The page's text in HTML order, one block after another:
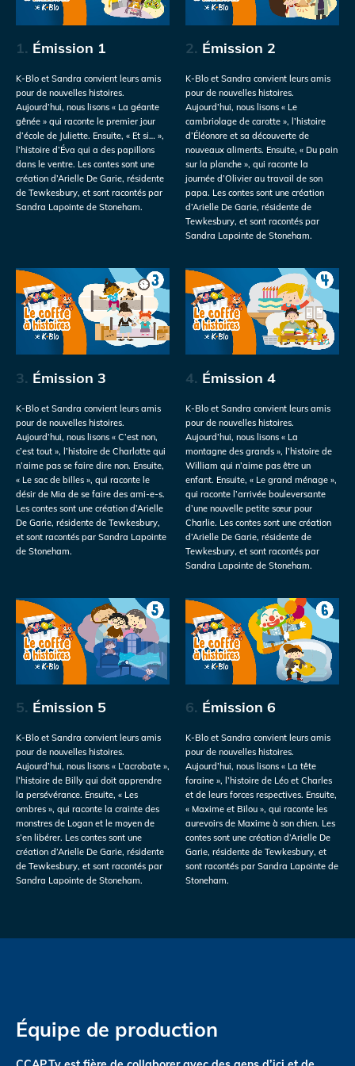
1. Émission 1
K-Blo et Sandra convient leurs amis
pour de nouvelles histoires.
Aujourd’hui, nous lisons « La géante
gênée » qui raconte le premier jour
d’école de Juliette. Ensuite, « Et si… »,
l’histoire d’Éva qui a des papillons
dans le ventre. Les contes sont une
création d’Arielle De Garie, résidente
de Tewkesbury, et sont racontés par
Sandra Lapointe de Stoneham.
2. Émission 2
K-Blo et Sandra convient leurs amis
pour de nouvelles histoires.
Aujourd’hui, nous lisons « Le
cambriolage de carotte », l’histoire
d’Éléonore et sa découverte de
nouveaux aliments. Ensuite, « Du pain
sur la planche », qui raconte la
journée d’Olivier au travail de son
papa. Les contes sont une création
d’Arielle De Garie, résidente de
Tewkesbury, et sont racontés par
Sandra Lapointe de Stoneham.
3. Émission 3
K-Blo et Sandra convient leurs amis
pour de nouvelles histoires.
Aujourd’hui, nous lisons « C’est non,
c’est tout », l’histoire de Charlotte qui
n’aime pas se faire dire non. Ensuite,
« Le sac de billes », qui raconte le
désir de Mia de se faire des ami-e-s.
Les contes sont une création d’Arielle
De Garie, résidente de Tewkesbury,
et sont racontés par Sandra Lapointe
de Stoneham.
4. Émission 4
K-Blo et Sandra convient leurs amis
pour de nouvelles histoires.
Aujourd’hui, nous lisons « La
montagne des grands », l’histoire de
William qui n’aime pas être un
enfant. Ensuite, « Le grand ménage »,
qui raconte l’arrivée bouleversante
d’une nouvelle petite sœur pour
Charlie. Les contes sont une création
d’Arielle De Garie, résidente de
Tewkesbury, et sont racontés par
Sandra Lapointe de Stoneham.
5. Émission 5
K-Blo et Sandra convient leurs amis
pour de nouvelles histoires.
Aujourd’hui, nous lisons « L’acrobate »,
l’histoire de Billy qui doit apprendre
la persévérance. Ensuite, « Les
ombres », qui raconte la crainte des
monstres de Logan et le moyen de
s’en libérer. Les contes sont une
création d’Arielle De Garie, résidente
de Tewkesbury, et sont racontés par
Sandra Lapointe de Stoneham.
6. Émission 6
K-Blo et Sandra convient leurs amis
pour de nouvelles histoires.
Aujourd’hui, nous lisons « La tête
foraine », l’histoire de Léo et Charles
et de leurs forces respectives. Ensuite,
« Maxime et Bilou », qui raconte les
aurevoirs de Maxime à son chien. Les
contes sont une création d’Arielle De
Garie, résidente de Tewkesbury, et
sont racontés par Sandra Lapointe de
Stoneham.
Équipe de production